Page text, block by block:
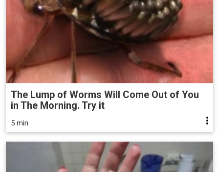
The Lump of Worms Will Come Out of You
in The Morning. Try it
5 min